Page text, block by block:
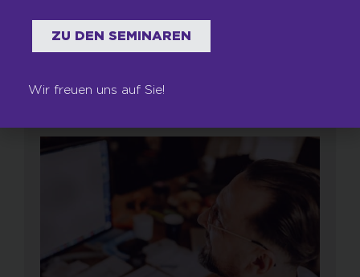
ZU DEN SEMINAREN
Wir freuen uns auf Sie!